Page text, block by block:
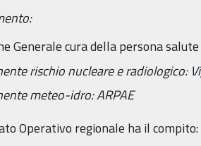
Generale cura della persona
rischio nucleare e radiologico:
meteo-idro: ARPAE
Operativo regionale ha il compito: